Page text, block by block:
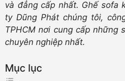
và đẳng cấp nhất. Ghế sofa
ty Dũng Phát chúng tôi,
TPHCM nơi cung cấp những
chuyên nghiệp nhất.
Mục lục